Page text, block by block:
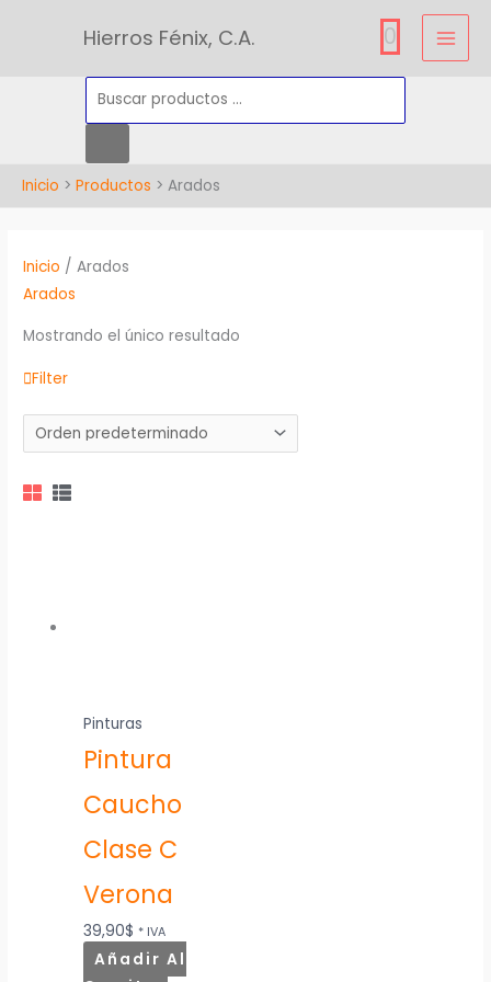
Hierros Fénix, C.A. 0
de
Inicio Productos Arados
Inicio / Arados
Arados
Mostrando el único resultado
Filter
Pinturas
Pintura
Caucho
Clase C
Verona
39,90$ * IVA
Añadir Al